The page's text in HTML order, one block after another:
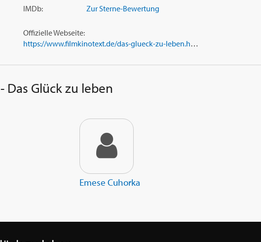
IMDb:
Zur Sterne-Bewertung
Offizielle Webseite:
https://www.filmkinotext.de/das-glueck-zu-leben.html
Das Glück zu leben
Emese Cuhorka